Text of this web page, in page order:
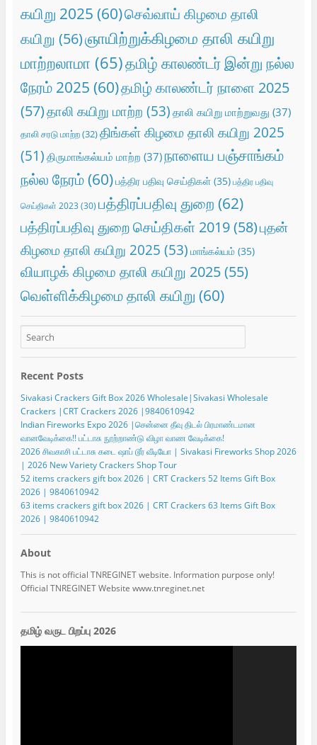
கயிறு 2025 (60)செவ்வாய் கிழமை தாலி
கயிறு (56)ஞாயிற்றுக்கிழமை தாலி கயிறு
மாற்றலாமா (65)தமிழ் காலண்டர் இன்று நல்ல
நேரம் 2025 (60)தமிழ் காலண்டர் நாளை 2025
(57)தாலி கயிறு மாற்ற (53) தாலி கயிறு மாற்றுவது (37)
தாலி சரடு மாற்ற(32)திங்கள் கிழமை தாலி கயிறு 2025
(51) திருமாங்கல்யம் மாற்ற (37)நாளைய பஞ்சாங்கம்
நல்ல நேரம்(60)பத்திர பதிவு செய்திகள்(35) பத்திர பதிவு
செய்திகள் 2023 (30) பத்திரப்பதிவு துறை (62)
பத்திரப்பதிவு துறை செய்திகள் 2019(58)புதன்
கிழமை தாலி கயிறு 2025 (53) மாங்கல்யம்(35)
வியாழக் கிழமை தாலி கயிறு 2025(55)
வெள்ளிக்கிழமை தாலி கயிறு (60)
Recent Posts
Sivakasi Crackers Gift Box 2026 Wholesale|Sivakasi Wholesale
Crackers |CRT Crackers 2026 |9840610942
Indian Fireworks Expo 2026 |சென்னை தீவு திடல் பிரமாண்டமான
வானவேடிக்கை!! பட்டாசு நூற்றாண்டு விழா வாண வேடிக்கை!
2026 சிவகாசி பட்டாசு கடை ஷாப் டூர் வீடியோ | Sivakasi Fireworks Shop 2026
| 2026 New Variety Crackers Shop Tour
52 items crackers gift box 2026 | CRT Crackers 52 Items Gift Box
2026 | 9840610942
63 items crackers gift box 2026 | CRT Crackers 63 Items Gift Box
2026 | 9840610942
About
This is not official TNREGINET website. Information purpose only!
Official TNREGINET Website www.tnreginet.net
தமிழ் வருட பிறப்பு 2026